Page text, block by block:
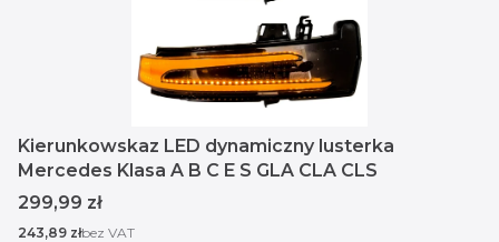
Kierunkowskaz LED dynamiczny lusterka
Mercedes Klasa A B C E S GLA CLA CLS
Cena
299,99 zł
Cena
243,89 złbez VAT